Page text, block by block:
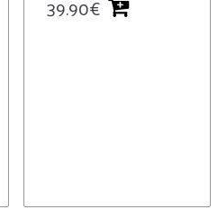
39.90€